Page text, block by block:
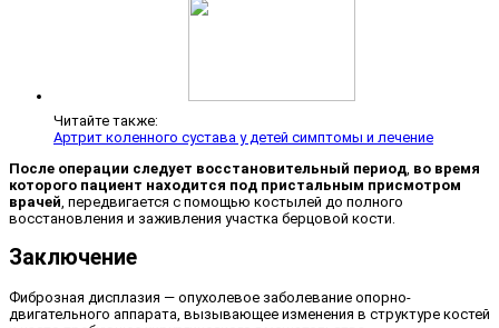
Читайте также:
Артрит коленного сустава у детей симптомы и лечение
После операции следует восстановительный период, во время
которого пациент находится под пристальным присмотром
врачей, передвигается с помощью костылей до полного
восстановления и заживления участка берцовой кости.
Заключение
Фиброзная дисплазия — опухолевое заболевание опорно-
двигательного аппарата, вызывающее изменения в структуре костей